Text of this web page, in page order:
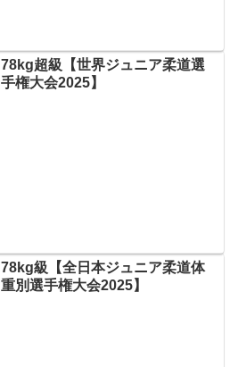
78kg超級【世界ジュニア柔道選
手権大会2025】
78kg級【全日本ジュニア柔道体
重別選手権大会2025】